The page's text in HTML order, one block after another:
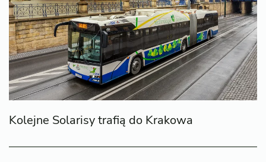
Kolejne Solarisy trafią do Krakowa